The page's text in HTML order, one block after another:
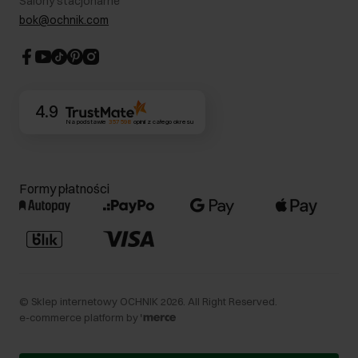
Blog
Dla akcjonariuszy
CSR
bok@ochnik.com
4.9
Na podstawie 357 598 opinii z całego okresu
Formy płatności
© Sklep internetowy OCHNIK 2026 . All Right Reserved.
e-commerce platform by